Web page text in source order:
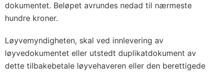
dokumentet. Beløpet avrundes nedad til nærmeste
hundre kroner.
Løyvemyndigheten, skal ved innlevering av
løyvedokumentet eller utstedt duplikatdokument av
dette tilbakebetale løyvehaveren eller den berettigede